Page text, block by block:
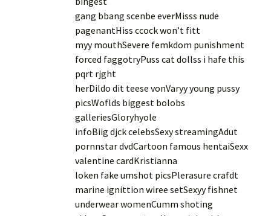
gang bbang scenbe everMisss nude
pagenantHiss ccock won’t fitt
myy mouthSevere femkdom punishment
forced faggotryPuss cat dollss i hafe this
pqrt rjght
herDildo dit teese vonVaryy young pussy
picsWoflds biggest bolobs
galleriesGloryhyole
infoBiig djck celebsSexy streamingAdut
pornnstar dvdCartoon famous hentaiSexx
valentine cardKristianna
loken fake umshot picsPlerasure crafdt
marine ignittion wiree setSexyy fishnet
underwear womenCumm shoting